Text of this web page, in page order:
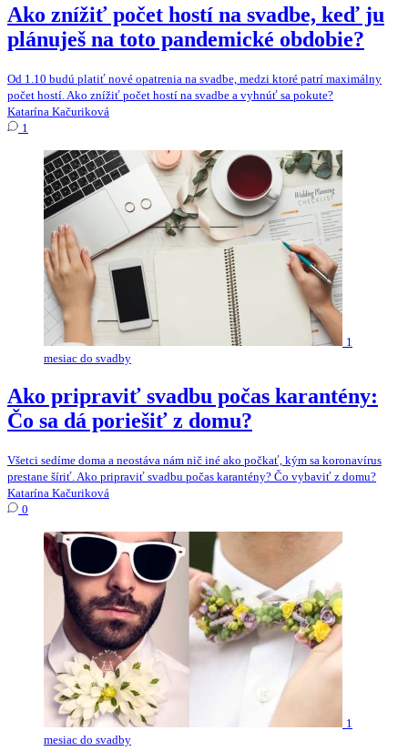
Ako znížiť počet hostí na svadbe, keď ju
plánuješ na toto pandemické obdobie?
Od 1.10 budú platiť nové opatrenia na svadbe, medzi ktoré patrí maximálny
počet hostí. Ako znížiť počet hostí na svadbe a vyhnúť sa pokute?
Katarína Kačuriková
1
1
mesiac do svadby
Ako pripraviť svadbu počas karantény:
Čo sa dá poriešiť z domu?
Všetci sedíme doma a neostáva nám nič iné ako počkať, kým sa koronavírus
prestane šíriť. Ako pripraviť svadbu počas karantény? Čo vybaviť z domu?
Katarína Kačuriková
0
1
mesiac do svadby